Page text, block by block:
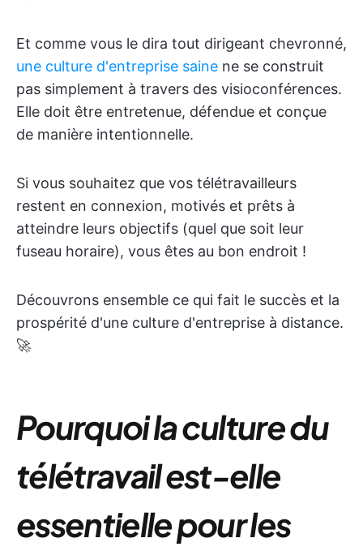
Et comme vous le dira tout dirigeant chevronné,
une culture d'entreprise saine ne se construit
pas simplement à travers des visioconférences.
Elle doit être entretenue, défendue et conçue
de manière intentionnelle.
Si vous souhaitez que vos télétravailleurs
restent en connexion, motivés et prêts à
atteindre leurs objectifs (quel que soit leur
fuseau horaire), vous êtes au bon endroit !
Découvrons ensemble ce qui fait le succès et la
prospérité d'une culture d'entreprise à distance.
🚀
Pourquoi la culture du
télétravail est-elle
essentielle pour les